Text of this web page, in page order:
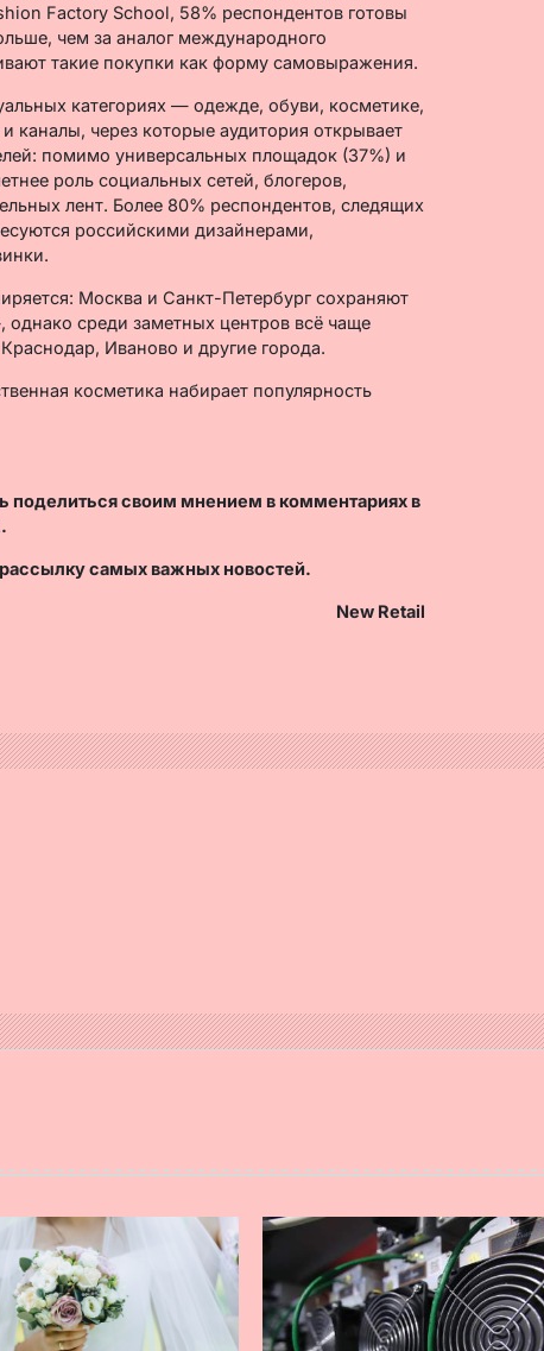
Factory School, 58% респондентов готовы
чем за аналог международного
такие покупки как форму самовыражения.
категориях — одежде, обуви, косметике,
каналы, через которые аудитория открывает
помимо универсальных площадок (37%) и
роль социальных сетей, блогеров,
лент. Более 80% респондентов, следящих
российскими дизайнерами,
Москва и Санкт-Петербург сохраняют
однако среди заметных центров всё чаще
Иваново и другие города.
косметика набирает популярность
поделиться своим мнением в комментариях в
.
самых важных новостей.
New Retail